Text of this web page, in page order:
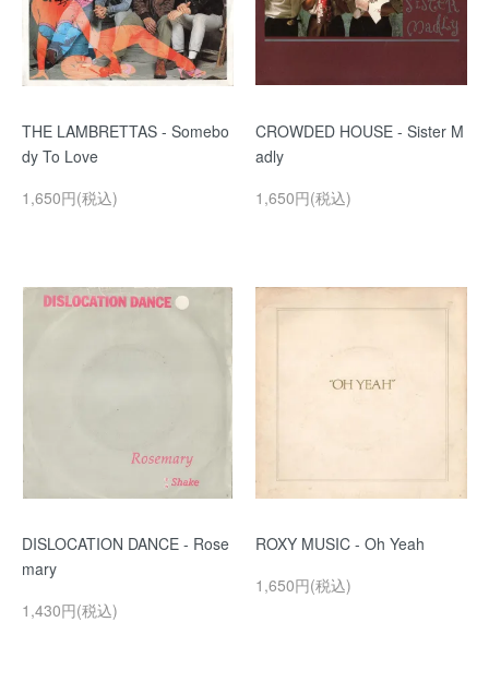
THE LAMBRETTAS - Somebo
dy To Love
1,650円(税込)
CROWDED HOUSE - Sister M
adly
1,650円(税込)
DISLOCATION DANCE - Rose
mary
1,430円(税込)
ROXY MUSIC - Oh Yeah
1,650円(税込)